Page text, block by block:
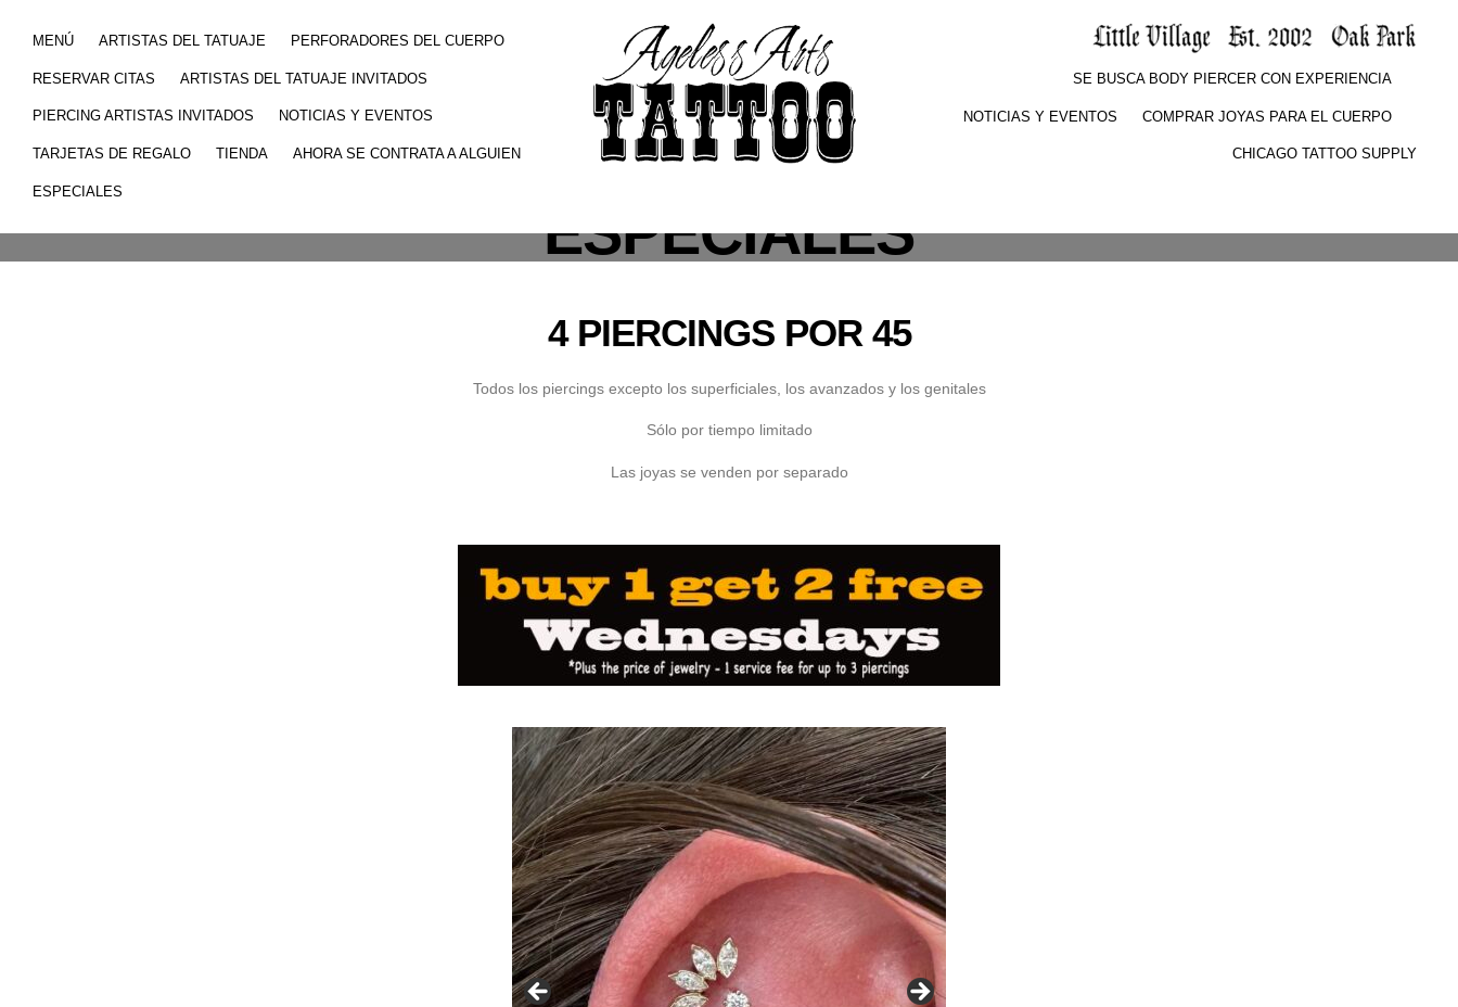
MENÚ ARTISTAS DEL TATUAJE PERFORADORES DEL CUERPO
RESERVAR CITAS ARTISTAS DEL TATUAJE INVITADOS
PIERCING ARTISTAS INVITADOS NOTICIAS Y EVENTOS
TARJETAS DE REGALO TIENDA AHORA SE CONTRATA A ALGUIEN
ESPECIALES
SE BUSCA BODY PIERCER CON EXPERIENCIA
NOTICIAS Y EVENTOS COMPRAR JOYAS PARA EL CUERPO
CHICAGO TATTOO SUPPLY
ESPECIALES
4 PIERCINGS POR 45
Todos los piercings excepto los superficiales, los avanzados y los genitales
Sólo por tiempo limitado
Las joyas se venden por separado